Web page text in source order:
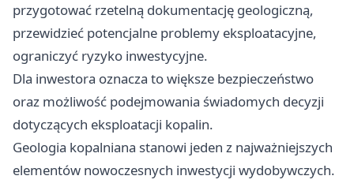
przygotować rzetelną dokumentację geologiczną,
przewidzieć potencjalne problemy eksploatacyjne,
ograniczyć ryzyko inwestycyjne.
Dla inwestora oznacza to większe bezpieczeństwo
oraz możliwość podejmowania świadomych decyzji
dotyczących eksploatacji kopalin.
Geologia kopalniana stanowi jeden z najważniejszych
elementów nowoczesnych inwestycji wydobywczych.